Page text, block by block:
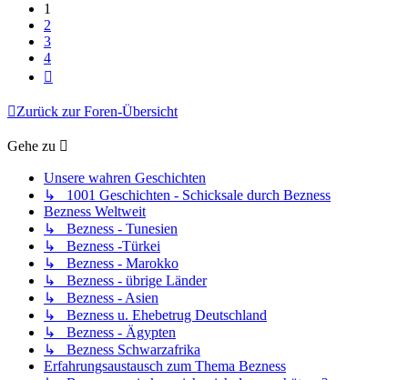
1
2
3
4
Zurück zur Foren-Übersicht
Gehe zu
Unsere wahren Geschichten
↳ 1001 Geschichten - Schicksale durch Bezness
Bezness Weltweit
↳ Bezness - Tunesien
↳ Bezness -Türkei
↳ Bezness - Marokko
↳ Bezness - übrige Länder
↳ Bezness - Asien
↳ Bezness u. Ehebetrug Deutschland
↳ Bezness - Ägypten
↳ Bezness Schwarzafrika
Erfahrungsaustausch zum Thema Bezness